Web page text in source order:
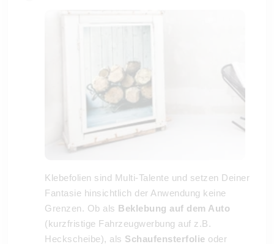
Klebefolien sind Multi-Talente und setzen Deiner
Fantasie hinsichtlich der Anwendung keine
Grenzen. Ob als Beklebung auf dem Auto
(kurzfristige Fahrzeugwerbung auf z.B.
Heckscheibe), als Schaufensterfolie oder